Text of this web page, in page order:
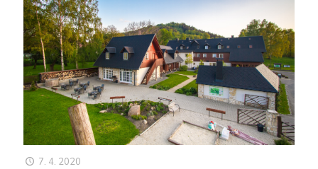
7. 4. 2020